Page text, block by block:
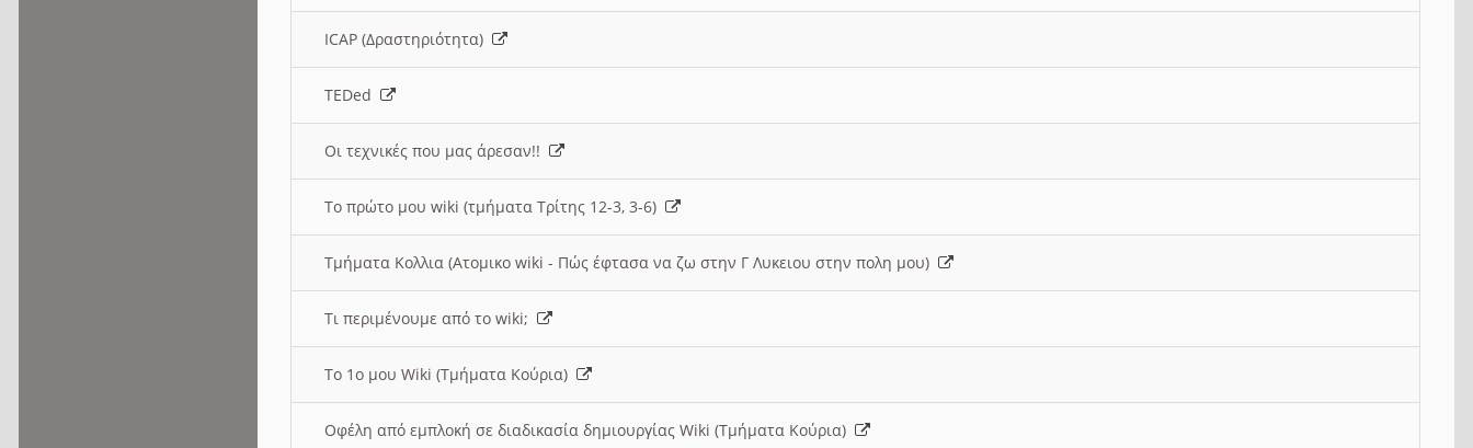
ICAP (Δραστηριότητα)
TEDed
Οι τεχνικές που μας άρεσαν!!
Το πρώτο μου wiki (τμήματα Τρίτης 12-3, 3-6)
Τμήματα Κολλια (Ατομικο wiki - Πώς έφτασα να ζω στην Γ Λυκειου στην πολη μου)
Τι περιμένουμε από το wiki;
Το 1ο μου Wiki (Τμήματα Κούρια)
Οφέλη από εμπλοκή σε διαδικασία δημιουργίας Wiki (Τμήματα Κούρια)